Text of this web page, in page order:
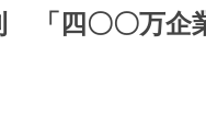
「四〇〇万企